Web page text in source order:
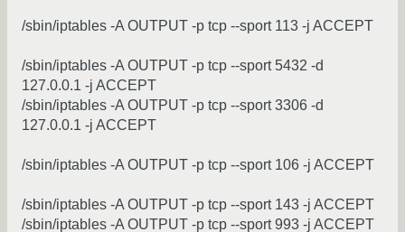
/sbin/iptables -A OUTPUT -p tcp --sport 113 -j ACCEPT
/sbin/iptables -A OUTPUT -p tcp --sport 5432 -d
127.0.0.1 -j ACCEPT
/sbin/iptables -A OUTPUT -p tcp --sport 3306 -d
127.0.0.1 -j ACCEPT
/sbin/iptables -A OUTPUT -p tcp --sport 106 -j ACCEPT
/sbin/iptables -A OUTPUT -p tcp --sport 143 -j ACCEPT
/sbin/iptables -A OUTPUT -p tcp --sport 993 -j ACCEPT